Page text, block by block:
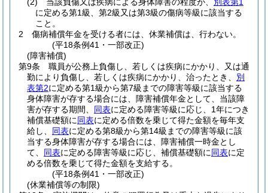
に定める第1級、第2級又は第3級の傷病等級に該当する
こと。
2
傷病補償年金を受ける者には、休業補償は、行わない。
(平18条例41・一部改正)
(障害補償)
第9条
職員が公務上負傷し、若しくは疾病にかかり、又は通
勤により負傷し、若しくは疾病にかかり、治ったとき、 別
表第2に定める第1級から第7級までの障害等級に該当する
身体障害が存する場合には、障害補償年金として、当該障
害が存する期間、 同表に定める障害等級に応じ、1年につき
補償基礎額に同表に定める倍数を乗じて得た金額を毎年支
給し、 同表に定める第8級から第14級までの障害等級に該
当する身体障害が存する場合には、障害補償一時金とし
て、 同表に定める障害等級に応じ、補償基礎額に同表に定
める倍数を乗じて得た金額を支給する。
(平18条例41・一部改正)
(休業補償等の制限)